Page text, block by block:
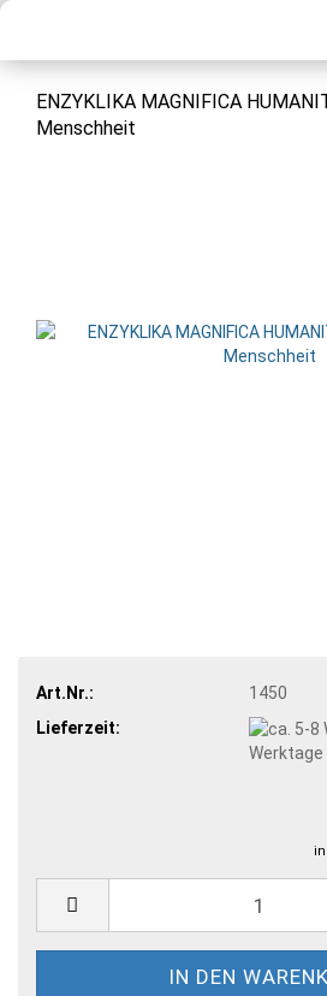
ENZYKLIKA MAGNIFICA
Menschheit
Art.Nr.:
1450
Lieferzeit:
Werktage